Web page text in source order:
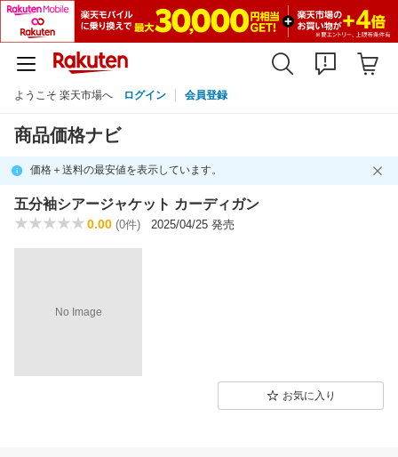
ようこそ 楽天市場へ ログイン 会員登録
商品価格ナビ
価格＋送料の最安値を表示しています。
五分袖シアージャケット カーディガン
0.00 (0件) 2025/04/25 発売
No Image
お気に入り